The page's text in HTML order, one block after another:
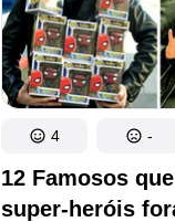
12 Famosos
super-heróis
4 -